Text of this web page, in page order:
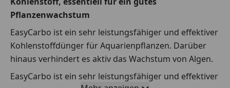
Pflanzenwachstum
EasyCarbo ist ein sehr leistungsfähiger und effektiver
Kohlenstoffdünger für Aquarienpflanzen. Darüber
hinaus verhindert es aktiv das Wachstum von Algen.
EasyCarbo ist ein sehr leistungsfähiger und effektiver